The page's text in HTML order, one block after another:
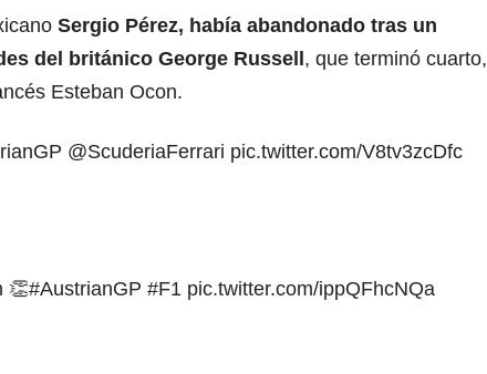
Sergio Pérez, había abandonado tras un
del británico George Russell , que terminó cuarto,
Esteban Ocon.
@ScuderiaFerrari pic.twitter.com/V8tv3zcDfc
👏#AustrianGP #F1 pic.twitter.com/ippQFhcNQa